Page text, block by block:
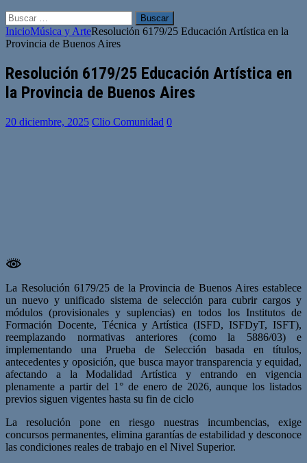
Buscar:
InicioMúsica y ArteResolución 6179/25 Educación Artística en la
Provincia de Buenos Aires
Resolución 6179/25 Educación Artística en
la Provincia de Buenos Aires
20 diciembre, 2025 Clio Comunidad 0
La Resolución 6179/25 de la Provincia de Buenos Aires establece
un nuevo y unificado sistema de selección para cubrir cargos y
módulos (provisionales y suplencias) en todos los Institutos de
Formación Docente, Técnica y Artística (ISFD, ISFDyT, ISFT),
reemplazando normativas anteriores (como la 5886/03) e
implementando una Prueba de Selección basada en títulos,
antecedentes y oposición, que busca mayor transparencia y equidad,
afectando a la Modalidad Artística y entrando en vigencia
plenamente a partir del 1° de enero de 2026, aunque los listados
previos siguen vigentes hasta su fin de ciclo
La resolución pone en riesgo nuestras incumbencias, exige
concursos permanentes, elimina garantías de estabilidad y desconoce
las condiciones reales de trabajo en el Nivel Superior.